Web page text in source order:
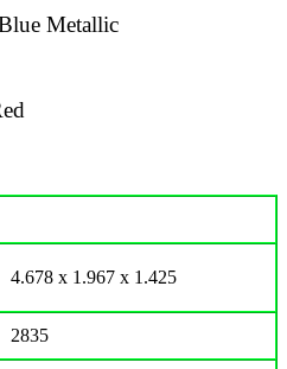
Metallic
4.678 x 1.967 x 1.425
2835